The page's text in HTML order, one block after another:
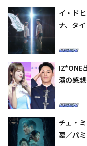
イ・ド
ナ、タ
IZ*ONE
演の感
チェ・
墓／パ